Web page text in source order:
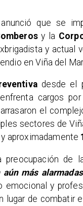
que se
y la
y actual
en Viña del
desde el
cargos
el
sectores de
y aproximadamente
de
más
y
de combatir